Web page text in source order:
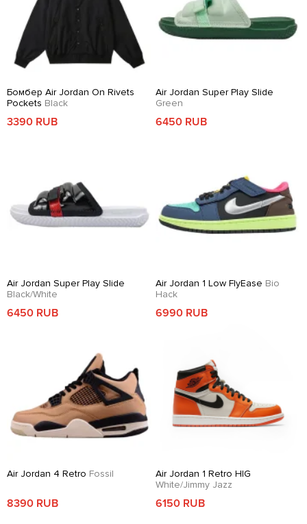
Бомбер Air Jordan On Rivets
Pockets Black
3390 RUB
Air Jordan Super Play Slide
Green
6450 RUB
Air Jordan Super Play Slide
Black/White
6450 RUB
Air Jordan 1 Low FlyEase Bio
Hack
6990 RUB
Air Jordan 4 Retro Fossil
8390 RUB
Air Jordan 1 Retro HIG
White/Jimmy Jazz
6150 RUB